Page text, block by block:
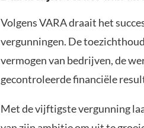
Volgens VARA draait het
vergunningen. De
vermogen van bedrijven, de
gecontroleerde financiële
Met de vijftigste vergunning